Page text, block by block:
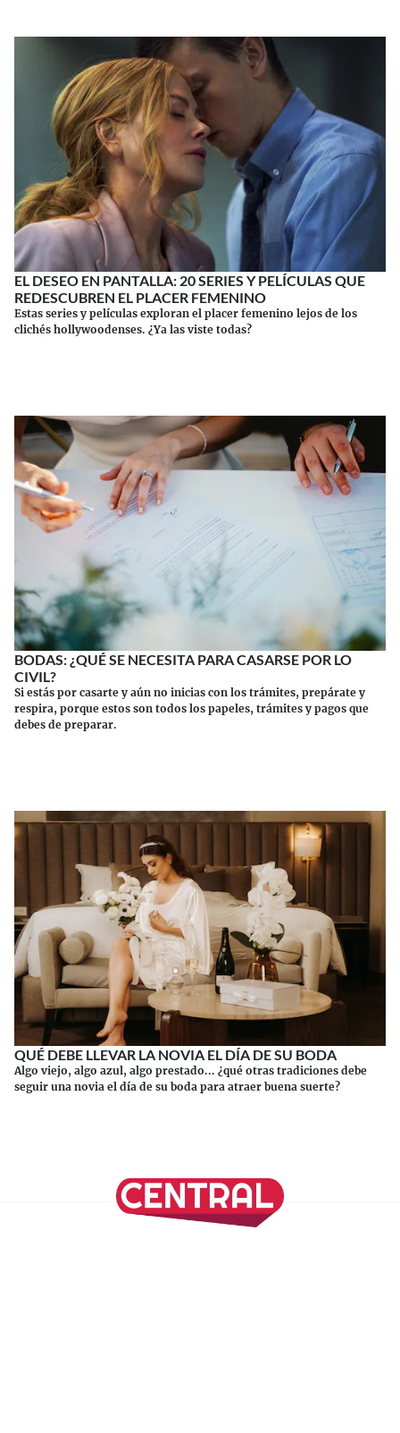
EL DESEO EN PANTALLA: 20 SERIES Y PELÍCULAS QUE
REDESCUBREN EL PLACER FEMENINO
Estas series y películas exploran el placer femenino lejos de los
clichés hollywoodenses. ¿Ya las viste todas?
BODAS: ¿QUÉ SE NECESITA PARA CASARSE POR LO
CIVIL?
Si estás por casarte y aún no inicias con los trámites, prepárate y
respira, porque estos son todos los papeles, trámites y pagos que
debes de preparar.
QUÉ DEBE LLEVAR LA NOVIA EL DÍA DE SU BODA
Algo viejo, algo azul, algo prestado... ¿qué otras tradiciones debe
seguir una novia el día de su boda para atraer buena suerte?